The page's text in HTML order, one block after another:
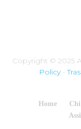
Copyright © 2025
Policy-
Home